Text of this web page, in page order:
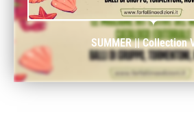
SUMMER || Collection